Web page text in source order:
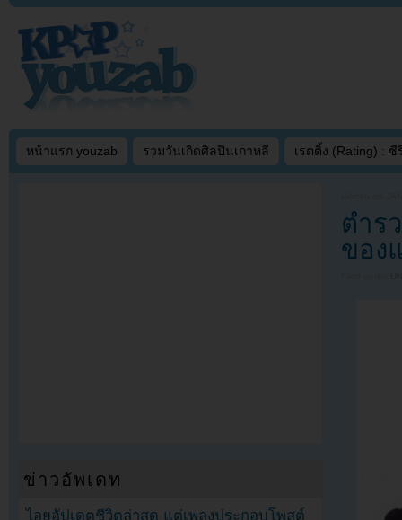
หน้าแรก youzab รวมวันเกิดศิลปินเกาหลี เรตติ้ง (Rating) : ซี
ตำร
ของ
ข่าวอัพเดท
ไอยูอัปเดตชีวิตล่าสุด แต่เพลงประกอบโพสต์